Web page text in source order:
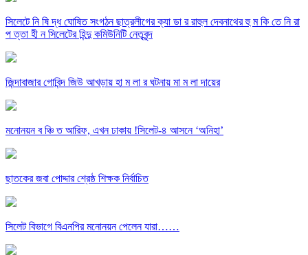
সিলেটে নি ষি দ্ধ ঘোষিত সংগঠন ছাত্রলীগের ক্যা ডা র রাহুল দেবনাথের হু ম কি তে নি রা
প ত্তা হী ন সিলেটের হিন্দু কমিউনিটি নেতৃবৃন্দ
জিন্দাবাজার গোবিন্দ জিউ আখড়ায় হা ম লা র ঘটনায় মা ম লা দায়ের
মনোনয়ন ব ঞ্চি ত আরিফ, এখন ঢাকায় !সিলেট-৪ আসনে ‘অনিহা’
ছাতকের জবা পোদ্দার শ্রেষ্ঠ শিক্ষক নির্বাচিত
সিলেট বিভাগে বিএনপির মনোনয়ন পেলেন যারা……